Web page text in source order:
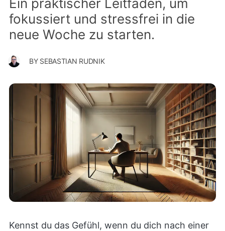
Ein praktischer Leitfaden, um
fokussiert und stressfrei in die
neue Woche zu starten.
BY SEBASTIAN RUDNIK
Kennst du das Gefühl, wenn du dich nach einer